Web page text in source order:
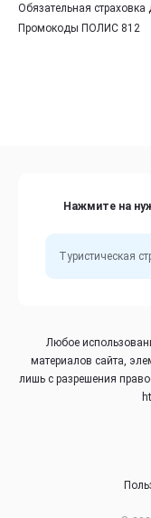
Обязательная
Промокоды ПОЛИС 812
Нажмите на
Туристическая
Любое
материалов сайта,
лишь с разрешения